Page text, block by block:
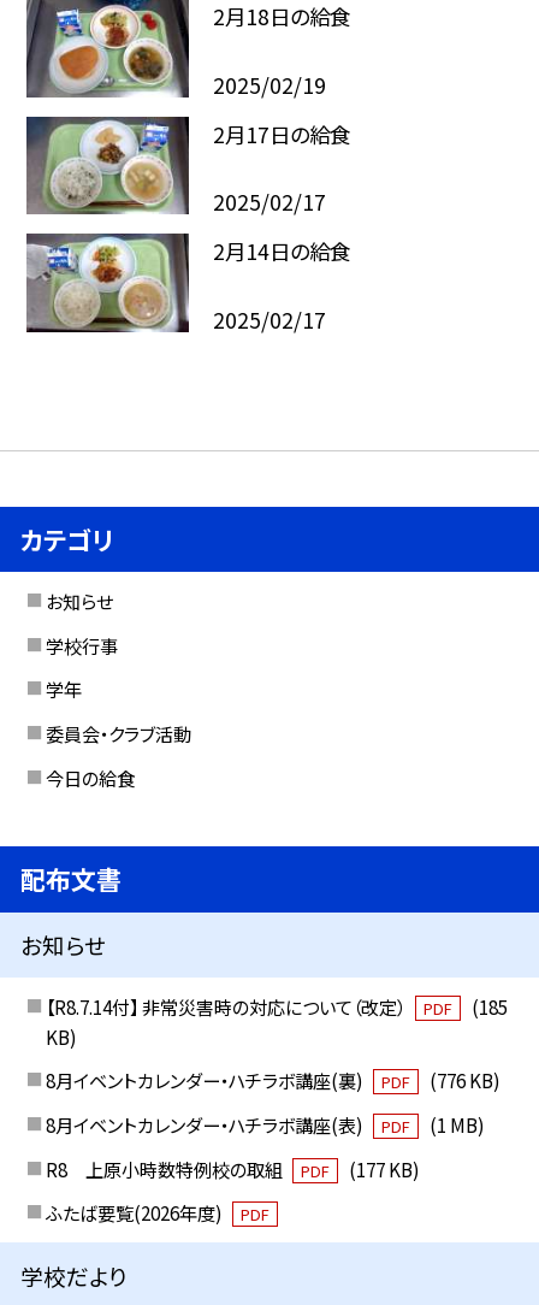
2月18日の給食
2025/02/19
2月17日の給食
2025/02/17
2月14日の給食
2025/02/17
カテゴリ
お知らせ
学校行事
学年
委員会・クラブ活動
今日の給食
配布文書
お知らせ
【R8.7.14付】 非常災害時の対応について（改定） PDF
(185
KB)
8月イベントカレンダー・ハチラボ講座(裏)
PDF
(776 KB)
8月イベントカレンダー・ハチラボ講座(表)
PDF
(1 MB)
R8 上原小時数特例校の取組
PDF
(177 KB)
ふたば要覧(2026年度)
PDF
学校だより